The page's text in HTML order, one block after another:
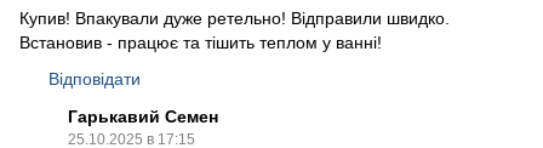
Купив! Впакували дуже ретельно! Відправили швидко.
Встановив - працює та тішить теплом у ванні!
Відповідати
Гарькавий Семен
25.10.2025 в 17:15